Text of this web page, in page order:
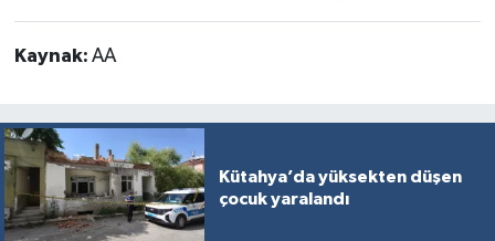
Kaynak: AA
Kütahya’da yüksekten düşen
çocuk yaralandı